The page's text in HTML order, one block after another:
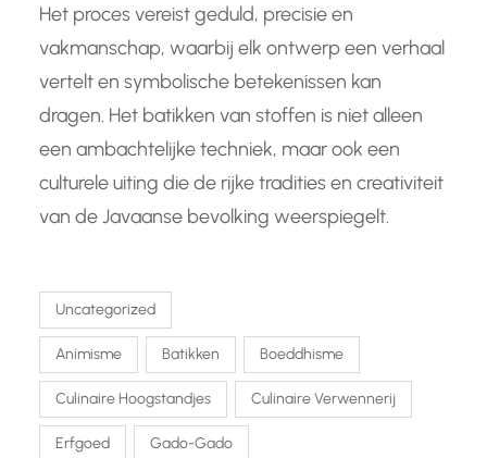
Het proces vereist geduld, precisie en
vakmanschap, waarbij elk ontwerp een verhaal
vertelt en symbolische betekenissen kan
dragen. Het batikken van stoffen is niet alleen
een ambachtelijke techniek, maar ook een
culturele uiting die de rijke tradities en creativiteit
van de Javaanse bevolking weerspiegelt.
Uncategorized
Animisme Batikken Boeddhisme
Culinaire Hoogstandjes Culinaire Verwennerij
Erfgoed Gado-Gado